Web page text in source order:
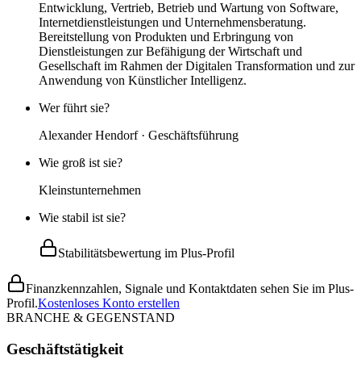
Entwicklung, Vertrieb, Betrieb und Wartung von Software,
Internetdienstleistungen und Unternehmensberatung.
Bereitstellung von Produkten und Erbringung von
Dienstleistungen zur Befähigung der Wirtschaft und
Gesellschaft im Rahmen der Digitalen Transformation und zur
Anwendung von Künstlicher Intelligenz.
Wer führt sie?
Alexander Hendorf · Geschäftsführung
Wie groß ist sie?
Kleinstunternehmen
Wie stabil ist sie?
Stabilitätsbewertung im Plus-Profil
Finanzkennzahlen, Signale und Kontaktdaten sehen Sie im Plus-
Profil.Kostenloses Konto erstellen
BRANCHE & GEGENSTAND
Geschäftstätigkeit